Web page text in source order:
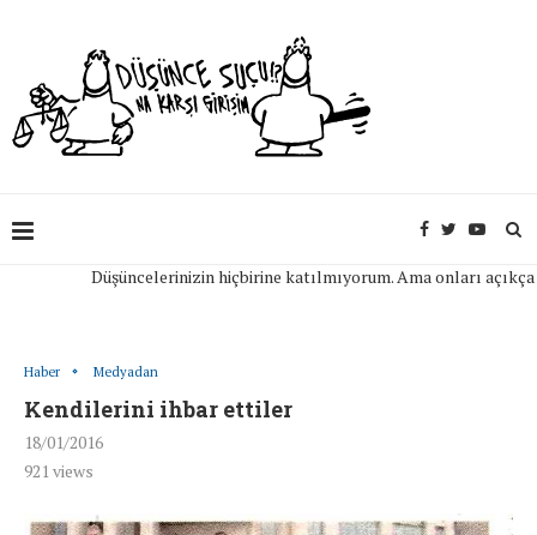
Düşüncelerinizin hiçbirine katılmıyorum. Ama onları açıkça
Haber Medyadan
Kendilerini ihbar ettiler
18/01/2016
921views